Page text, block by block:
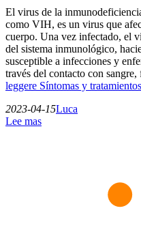
El virus de la
como VIH, es un virus que
cuerpo. Una vez infectado, el
del sistema inmunológico,
susceptible a infecciones y
través del contacto con
leggere Síntomas y
2023-04-15Luca
Lee mas